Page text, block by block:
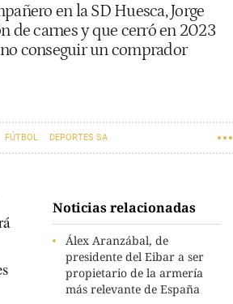
en la SD Huesca, Jorge
de carnes y que cerró en 2023
conseguir un comprador
FÚTBOL DEPORTES SA
Noticias relacionadas
Álex Aranzábal, de
presidente del Eibar a ser
propietario de la armería
más relevante de España